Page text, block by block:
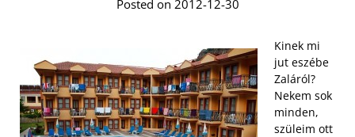
Posted on 2012-12-30
Kinek mi
jut eszébe
Zaláról?
Nekem sok
minden,
szüleim ott